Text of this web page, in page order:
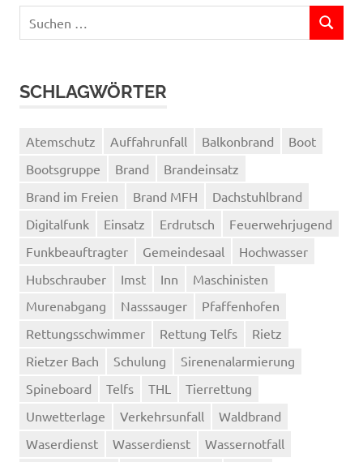
nach:
SUCHEN
SCHLAGWÖRTER
Atemschutz Auffahrunfall Balkonbrand
Boot
Bootsgruppe
Brand
Brandeinsatz
Brand im Freien
Brand MFH
Dachstuhlbrand
Digitalfunk
Einsatz Erdrutsch
Feuerwehrjugend
Funkbeauftragter
Gemeindesaal
Hochwasser
Hubschrauber
Imst Inn
Maschinisten
Murenabgang
Nasssauger
Pfaffenhofen
Rettungsschwimmer
Rettung Telfs
Rietz
Rietzer Bach
Schulung
Sirenenalarmierung
Spineboard
Telfs THL
Tierrettung
Unwetterlage
Verkehrsunfall
Waldbrand
Waserdienst
Wasserdienst
Wassernotfall